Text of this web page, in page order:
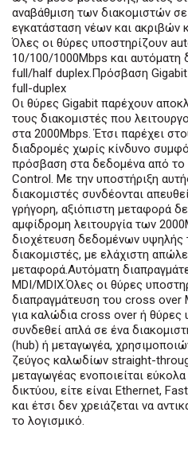
αναβάθμιση των διακομιστών
εγκατάσταση νέων και ακριβών
Όλες οι θύρες υποστηρίζουν
10/100/1000Mbps και αυτόματη
full/half duplex.Πρόσβαση Gigabit
full-duplex
Οι θύρες Gigabit παρέχουν
τους διακομιστές που
στα 2000Mbps. Έτσι παρέχει
διαδρομές χωρίς κίνδυνο
πρόσβαση στα δεδομένα από το
Control. Με την υποστήριξη
διακομιστές συνδέονται
γρήγορη, αξιόπιστη μεταφορά
αμφίδρομη λειτουργία των
διοχέτευση δεδομένων υψηλής
διακομιστές, με ελάχιστη
μεταφορά.Αυτόματη
MDI/MDIX.Όλες οι θύρες
διαπραγμάτευση του cross over
για καλώδια cross over ή θύρες
συνδεθεί απλά σε ένα
(hub) ή μεταγωγέα,
ζεύγος καλωδίων straight-
μεταγωγέας ενοποιείται
δικτύου, είτε είναι Ethernet,
και έτσι δεν χρειάζεται να
το λογισμικό.